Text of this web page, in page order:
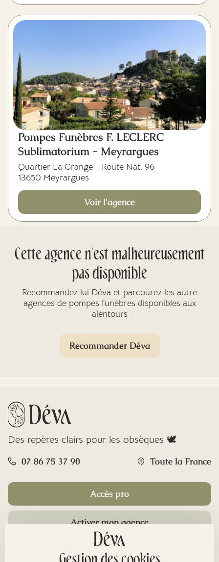
Pompes Funèbres F. LECLERC
Sublimatorium - Meyrargues
Quartier La Grange - Route Nat. 96
13650 Meyrargues
Voir l'agence
Cette agence n'est malheureusement
pas disponible
Recommandez lui Déva et parcourez les autre
agences de pompes funèbres disponibles aux
alentours
Recommander Déva
Des repères clairs pour les obsèques 🕊️
07 86 75 37 90 Toute la France
Accès pro
Activer mon agence